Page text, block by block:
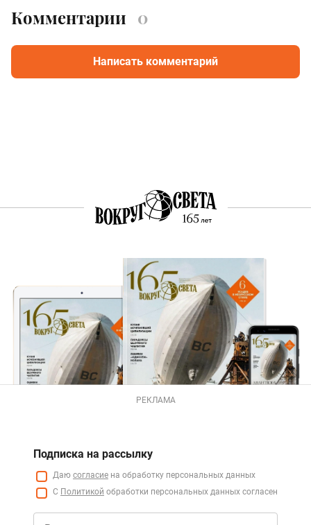
Комментарии 0
Написать комментарий
РЕКЛАМА
Подписка на рассылку
Даю согласие на обработку персональных данных
С Политикой обработки персональных данных согласен